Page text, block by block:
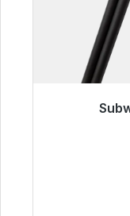
Pronto per